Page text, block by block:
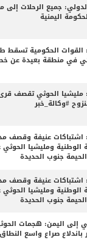
جميع الرحلات إلى
اليمنية
الحكومية تسقط
في منطقة بعيدة عن
الحوثي تقصف قرى
#وكالة_خبر
عنيفة وقصف
الوطنية ومليشيا
جنوب الحديدة
عنيفة وقصف
الوطنية ومليشيا
جنوب الحديدة
إلى اليمن: هجمات
صراع واسع النطاق